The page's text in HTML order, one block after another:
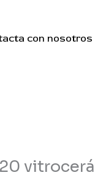
con nosotros